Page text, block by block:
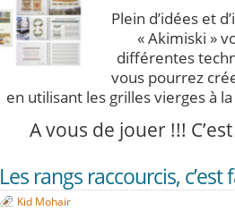
Plein d’idées et
« Akimiski »
différentes
vous pourrez
en utilisant les grilles vierges à
A vous de jouer !!!
Les rangs raccourcis, c’est
Kid Mohair